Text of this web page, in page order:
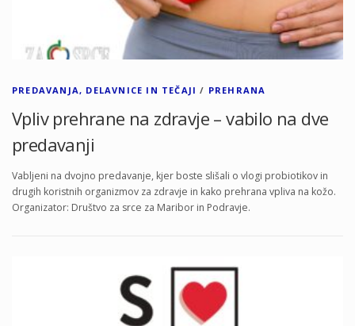
PREDAVANJA, DELAVNICE IN TEČAJI / PREHRANA
Vpliv prehrane na zdravje – vabilo na dve
predavanji
Vabljeni na dvojno predavanje, kjer boste slišali o vlogi probiotikov in
drugih koristnih organizmov za zdravje in kako prehrana vpliva na kožo.
Organizator: Društvo za srce za Maribor in Podravje.